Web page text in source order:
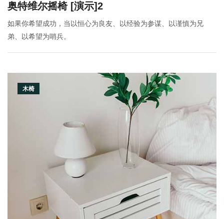
奥特维尔摇椅 [演示]2
如果你希望成功，当以恒心为良友、以经验为参谋、以谨慎为兄
弟、以希望为哨兵。
木椅